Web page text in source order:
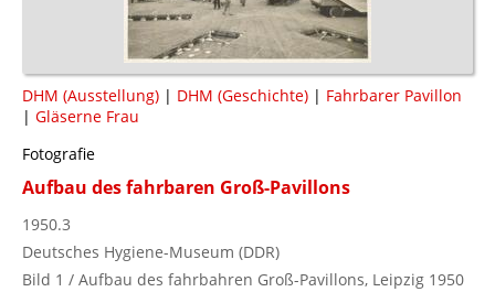
DHM (Ausstellung) | DHM (Geschichte) | Fahrbarer Pavillon
| Gläserne Frau
Fotografie
Aufbau des fahrbaren Groß-Pavillons
1950.3
Deutsches Hygiene-Museum (DDR)
Bild 1 / Aufbau des fahrbahren Groß-Pavillons, Leipzig 1950